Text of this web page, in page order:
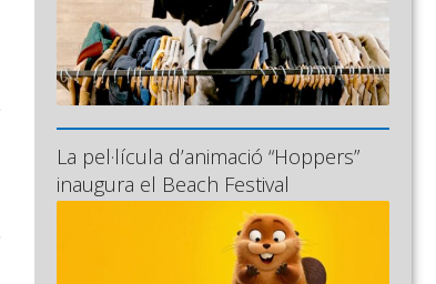
La pel·lícula d’animació “Hoppers”
inaugura el Beach Festival